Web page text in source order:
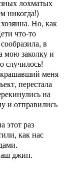
лохматых
никогда!)
Но, как
что-то
в
мою заколку и
случилось!
меня
перестала
на
и отправились
этот раз
как нас
джип.